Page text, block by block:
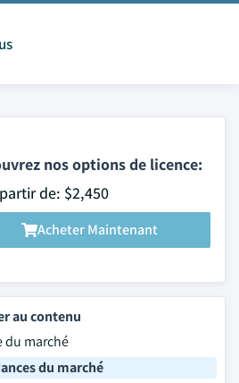
nos options de licence:
de: $2,450
Acheter Maintenant
au contenu
du marché
du marché